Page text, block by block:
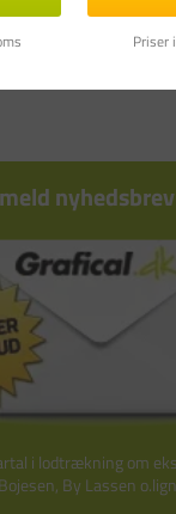
nyhedsbrev
i lodtrækning om
By Lassen
Priser